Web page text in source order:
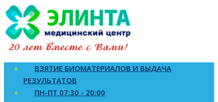
ВЗЯТИЕ БИОМАТЕРИАЛОВ И ВЫДАЧА
РЕЗУЛЬТАТОВ
ПН-ПТ 07:30 - 20:00